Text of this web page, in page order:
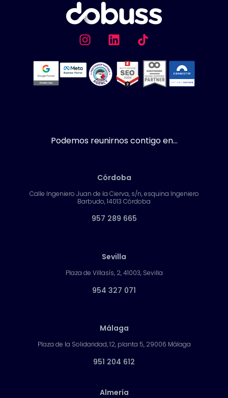
Podemos reunirnos contigo en...
Córdoba
Calle Ingeniero Juan de la Cierva, s/n, esquina Ingeniero
Barbudo, 14013 Córdoba
957 289 665
Sevilla
Plaza de Villasís, 2, 41003, Sevilla
954 327 071
Málaga
Plaza de la Solidaridad, 12, planta 5, 29006 Málaga
951 204 612
Almería